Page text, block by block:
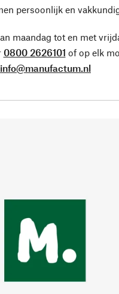
persoonlijk en
maandag tot en met
0800 2626101 of op elk
info@manufactum.nl